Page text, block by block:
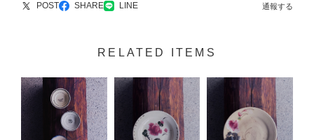
POST SHARE LINE 通報する
RELATED ITEMS